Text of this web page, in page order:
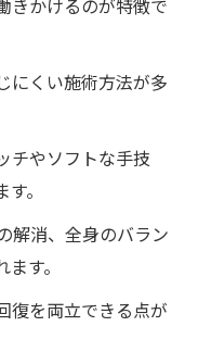
きかけるのが特徴で
にくい施術方法が多
チやソフトな手技
。
解消、全身のバラン
す。
復を両立できる点が